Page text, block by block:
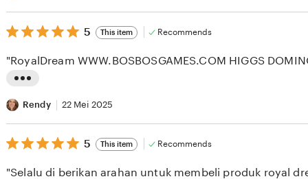
v
i
w
y
A
S
s
t
n
r
e
v
5
out
5
stars
5 This item Recommends
i
s
t
"RoyalDream WWW.BOSBOSGAMES.COM HIGGS
Rendy 22 Mei 2025
5
out
5 This item Recommends
"Selalu di berikan arahan untuk membeli produk royal